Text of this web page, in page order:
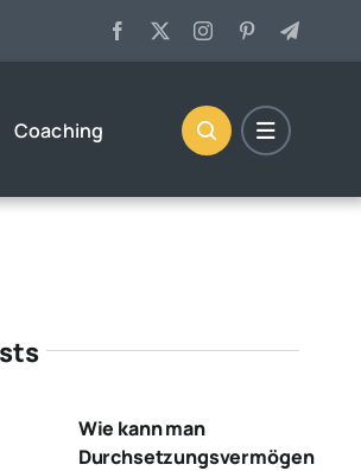
Coaching
Wie kann man
Durchsetzungsvermögen